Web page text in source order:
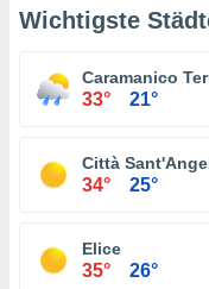
Wichtigste
Caramanico
33° 21°
Città
34° 25°
Elice
35° 26°